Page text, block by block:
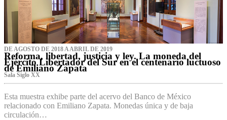
DE AGOSTO DE 2018 A ABRIL DE 2019
Reforma, libertad, justicia y ley. La moneda del
Ejército Libertador del Sur en el centenario luctuoso
de Emiliano Zapata
Sala Siglo XX
Esta muestra exhibe parte del acervo del Banco de México
relacionado con Emiliano Zapata. Monedas única y de baja
circulación…